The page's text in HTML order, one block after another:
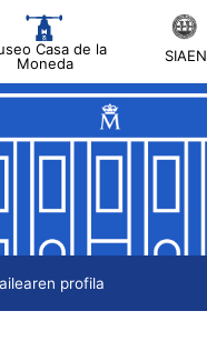
Casa de la
Moneda
SIAEN
profila